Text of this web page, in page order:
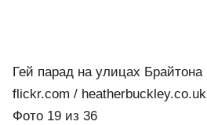
Гей парад на улицах Брайтона
flickr.com / heatherbuckley.co.uk
Фото 19 из 36